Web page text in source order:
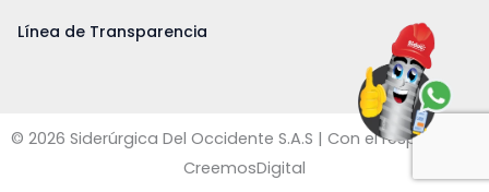
Línea de Transparencia
© 2026 Siderúrgica Del Occidente S.A.S | Con el respaldo de
CreemosDigital